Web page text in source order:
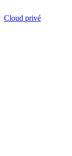
Cloud privé